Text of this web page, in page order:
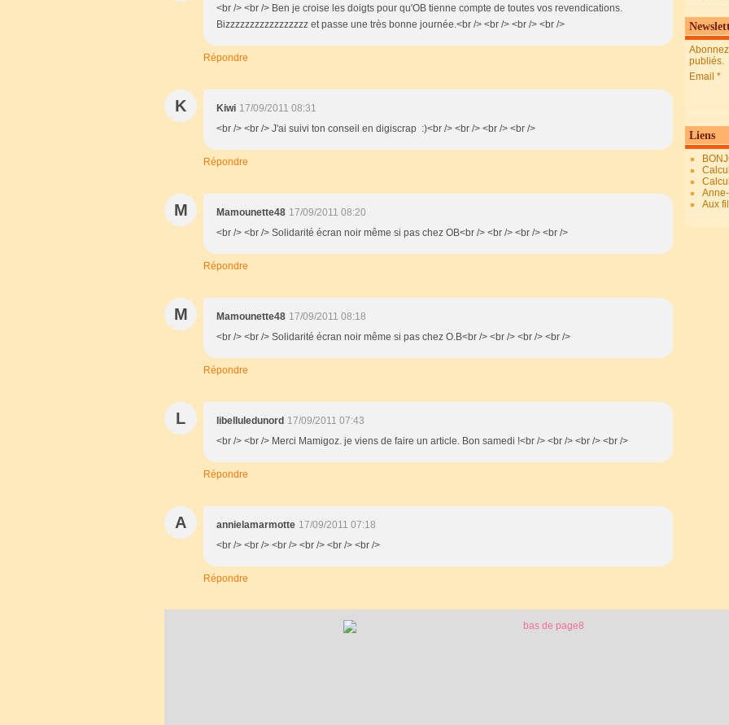
<br /> <br /> Ben je croise les doigts pour qu'OB tienne compte de toutes vos revendications.
Bizzzzzzzzzzzzzzzzz et passe une très bonne journée.<br /> <br /> <br /> <br />
Répondre
K Kiwi 17/09/2011 08:31
<br /> <br /> J'ai suivi ton conseil en digiscrap :)<br /> <br /> <br /> <br />
Répondre
M Mamounette48 17/09/2011 08:20
<br /> <br /> Solidarité écran noir même si pas chez OB<br /> <br /> <br /> <br />
Répondre
M Mamounette48 17/09/2011 08:18
<br /> <br /> Solidarité écran noir même si pas chez O.B<br /> <br /> <br /> <br />
Répondre
L libelluledunord 17/09/2011 07:43
<br /> <br /> Merci Mamigoz. je viens de faire un article. Bon samedi !<br /> <br /> <br /> <br />
Répondre
A annielamarmotte 17/09/2011 07:18
<br /> <br /> <br /> <br /> <br /> <br />
Répondre
publiés.
Email
Liens
Aux